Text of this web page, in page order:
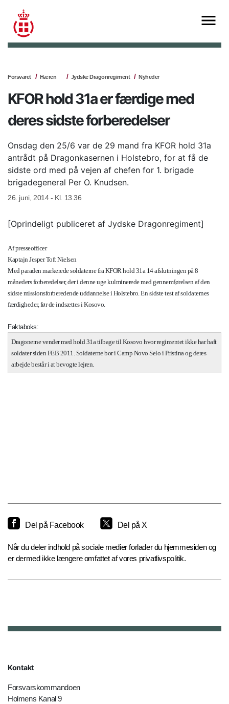
Forsvaret Hæren Jydske Dragonregiment Nyheder
KFOR hold 31a er færdige med
deres sidste forberedelser
Onsdag den 25/6 var de 29 mand fra KFOR hold 31a
antrådt på Dragonkasernen i Holstebro, for at få de
sidste ord med på vejen af chefen for 1. brigade
brigadegeneral Per O. Knudsen.
26. juni, 2014 - Kl. 13.36
[Oprindeligt publiceret af Jydske Dragonregiment]
Af presseofficer
Kaptajn Jesper Toft Nielsen
Med paraden markerede soldaterne fra KFOR hold 31a 14 afslutningen på 8
måneders forberedelser, der i denne uge kulminerede med gennemførelsen af den
sidste missionsforberedende uddannelse i Holstebro. En sidste test af soldaternes
færdigheder, før de indsættes i Kosovo.
Faktaboks:
Dragonerne vender med hold 31a tilbage til Kosovo hvor regimentet ikke har haft
soldater siden FEB 2011. Soldaterne bor i Camp Novo Selo i Pristina og deres
arbejde består i at bevogte lejren.
Del på Facebook Del på X
Når du deler indhold på sociale medier forlader du hjemmesiden og
er dermed ikke længere omfattet af vores privatlivspolitik.
Kontakt
Forsvarskommandoen
Holmens Kanal 9